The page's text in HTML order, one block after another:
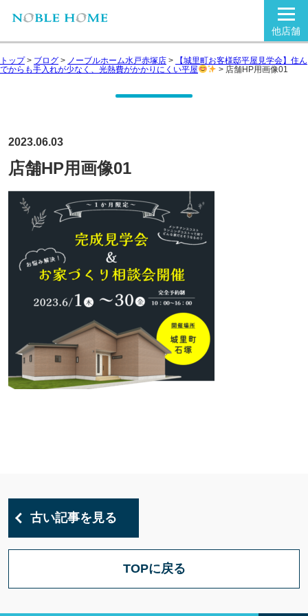
他店舗
トップ> ブログ > ノーブルホーム水戸赤塚店 >
【城里町お客様邸平屋見学会】住ん
でからも手入れが少なく、光熱費がかかりにくい平屋
> 店舗HP用画像01
2023.06.03
店舗HP用画像01
古い記事を見る
TOPに戻る